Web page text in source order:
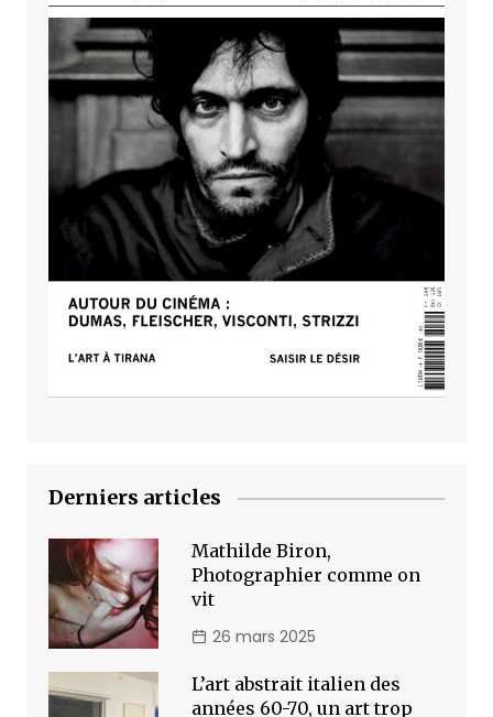
Derniers articles
Mathilde Biron,
Photographier comme on
vit
26 mars 2025
L’art abstrait italien des
années 60-70, un art trop